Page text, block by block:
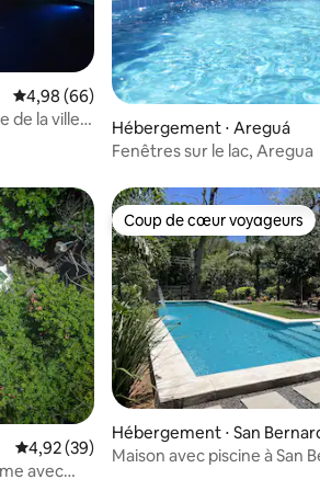
: 4,71 sur 5
Évaluation moyenne sur la base de 66
4,98 (66)
de la ville,
Hébergement ⋅ Areguá
Fenêtres sur le lac, Aregua
: 5 sur 5
Évaluation moyenne sur la base de 39
4,92 (39)
avec
Coup de cœur voyageurs
Coup de cœur voyageurs
Hébergement ⋅ San
Maison avec piscine à San